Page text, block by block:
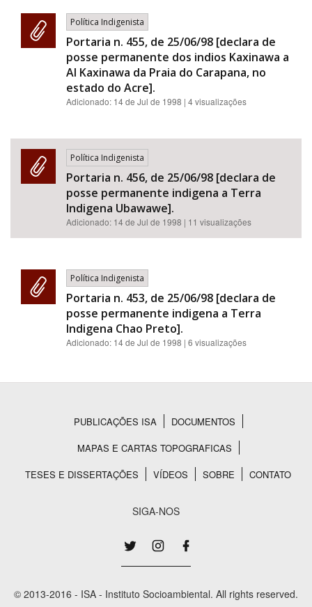
Política Indigenista
Portaria n. 455, de 25/06/98 [declara de
posse permanente dos indios Kaxinawa a
AI Kaxinawa da Praia do Carapana, no
estado do Acre].
Adicionado: 14 de Jul de 1998 | 4 visualizações
Política Indigenista
Portaria n. 456, de 25/06/98 [declara de
posse permanente indigena a Terra
Indigena Ubawawe].
Adicionado: 14 de Jul de 1998 | 11 visualizações
Política Indigenista
Portaria n. 453, de 25/06/98 [declara de
posse permanente indigena a Terra
Indigena Chao Preto].
Adicionado: 14 de Jul de 1998 | 6 visualizações
Rodapé
PUBLICAÇÕES ISA
DOCUMENTOS
MAPAS E CARTAS TOPOGRAFICAS
TESES E DISSERTAÇÕES
VÍDEOS SOBRE CONTATO
SIGA-NOS
© 2013-2016 - ISA - Instituto Socioambiental. All rights reserved.